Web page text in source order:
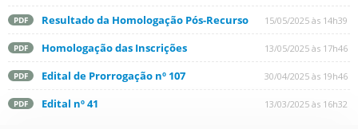
PDF Resultado da Homologação Pós-Recurso 15/05/2025 às 14h39
PDF Homologação das Inscrições 13/05/2025 às 17h46
PDF Edital de Prorrogação nº 107 30/04/2025 às 19h46
PDF Edital nº 41 13/03/2025 às 16h32